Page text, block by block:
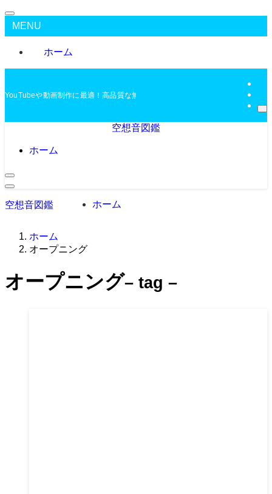
MENU
ホーム
YouTubeや動画制作に最適！高品質な無料BGMを配布中
空想音図鑑
ホーム
空想音図鑑 ホーム
ホーム
オープニング
オープニング– tag –